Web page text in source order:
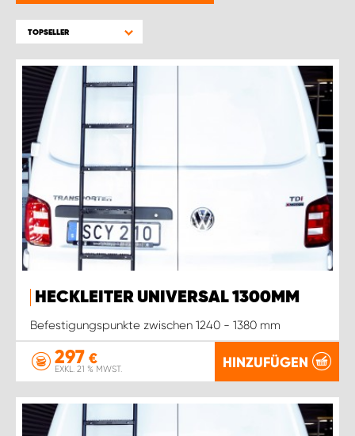
TOPSELLER
HECKLEITER UNIVERSAL 1300MM
Befestigungspunkte zwischen 1240 - 1380 mm
297 €
EXKL. 21 % MWST. HINZUFÜGEN
WORK SYSTEM BRÜSSEL
WORK SYSTEM NAMEN
WORK SYSTEM WORK SYSTEM BRÜGGE